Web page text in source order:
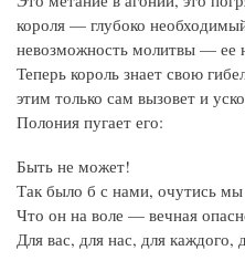
короля — глубоко
невозможность молитвы — ее
Теперь король знает свою
этим только сам вызовет и
Полония пугает его:
Быть не может!
Так было б с нами, очутись
Что он на воле — вечная
Для вас, для нас, для каждого,